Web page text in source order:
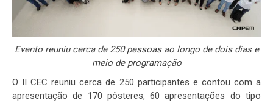
Evento reuniu cerca de 250 pessoas ao longo de dois dias e
meio de programação
O II CEC reuniu cerca de 250 participantes e contou com a
apresentação de 170 pôsteres, 60 apresentações do tipo